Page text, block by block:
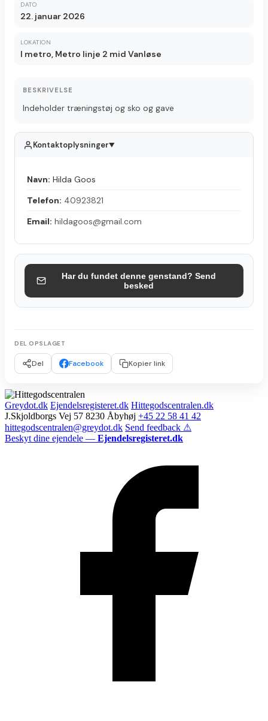
DATO
22. januar 2026
LOKATION
I metro, Metro linje 2 mid Vanløse
BESKRIVELSE
Indeholder træningstøj og sko og gave
Kontaktoplysninger▲
Navn: Hilda Goos
Telefon: 40923821
Email: hildagoos@gmail.com
Har du fundet denne genstand? Send
besked
DEL OPSLAGET
Del Facebook Kopier link
Greydot.dk Ejendelsregisteret.dk Hittegodscentralen.dk
J.Skjoldborgs Vej 57 8230 Åbyhøj +45 22 58 41 42
hittegodscentralen@greydot.dk Send feedback ⚠
Beskyt dine ejendele — Ejendelsregisteret.dk